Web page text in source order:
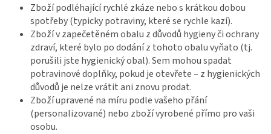
Zboží podléhající rychlé zkáze nebo s krátkou dobou
spotřeby (typicky potraviny, které se rychle kazí).
Zboží v zapečetěném obalu z důvodů hygieny či ochrany
zdraví, které bylo po dodání z tohoto obalu vyňato (tj.
porušili jste hygienický obal). Sem mohou spadat
potravinové doplňky, pokud je otevřete – z hygienických
důvodů je nelze vrátit ani znovu prodat.
Zboží upravené na míru podle vašeho přání
(personalizované) nebo zboží vyrobené přímo pro vaši
osobu.